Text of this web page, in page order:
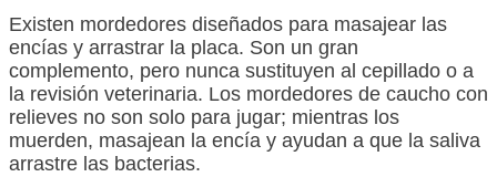
Existen mordedores diseñados para masajear las
encías y arrastrar la placa. Son un gran
complemento, pero nunca sustituyen al cepillado o a
la revisión veterinaria. Los mordedores de caucho con
relieves no son solo para jugar; mientras los
muerden, masajean la encía y ayudan a que la saliva
arrastre las bacterias.